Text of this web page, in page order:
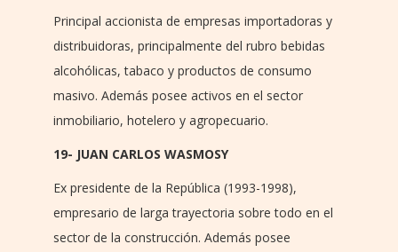
Principal accionista de empresas importadoras y
distribuidoras, principalmente del rubro bebidas
alcohólicas, tabaco y productos de consumo
masivo. Además posee activos en el sector
inmobiliario, hotelero y agropecuario.
19- JUAN CARLOS WASMOSY
Ex presidente de la República (1993-1998),
empresario de larga trayectoria sobre todo en el
sector de la construcción. Además posee